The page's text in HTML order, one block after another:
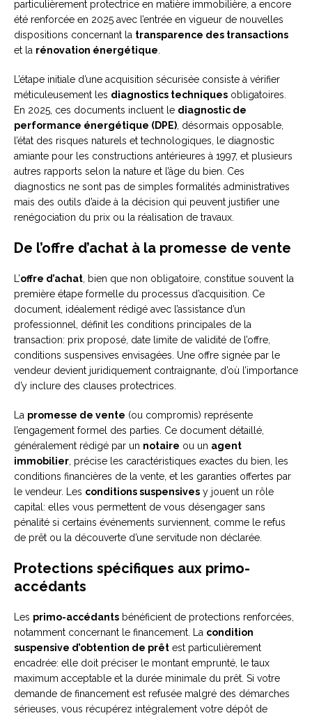
particulièrement protectrice en matière immobilière, a encore
été renforcée en 2025 avec l’entrée en vigueur de nouvelles
dispositions concernant la transparence des transactions
et la rénovation énergétique.
L’étape initiale d’une acquisition sécurisée consiste à vérifier
méticuleusement les diagnostics techniques obligatoires.
En 2025, ces documents incluent le diagnostic de
performance énergétique (DPE), désormais opposable,
l’état des risques naturels et technologiques, le diagnostic
amiante pour les constructions antérieures à 1997, et plusieurs
autres rapports selon la nature et l’âge du bien. Ces
diagnostics ne sont pas de simples formalités administratives
mais des outils d’aide à la décision qui peuvent justifier une
renégociation du prix ou la réalisation de travaux.
De l’offre d’achat à la promesse de vente
L’offre d’achat, bien que non obligatoire, constitue souvent la
première étape formelle du processus d’acquisition. Ce
document, idéalement rédigé avec l’assistance d’un
professionnel, définit les conditions principales de la
transaction: prix proposé, date limite de validité de l’offre,
conditions suspensives envisagées. Une offre signée par le
vendeur devient juridiquement contraignante, d’où l’importance
d’y inclure des clauses protectrices.
La promesse de vente (ou compromis) représente
l’engagement formel des parties. Ce document détaillé,
généralement rédigé par un notaire ou un agent
immobilier, précise les caractéristiques exactes du bien, les
conditions financières de la vente, et les garanties offertes par
le vendeur. Les conditions suspensives y jouent un rôle
capital: elles vous permettent de vous désengager sans
pénalité si certains événements surviennent, comme le refus
de prêt ou la découverte d’une servitude non déclarée.
Protections spécifiques aux primo-
accédants
Les primo-accédants bénéficient de protections renforcées,
notamment concernant le financement. La condition
suspensive d’obtention de prêt est particulièrement
encadrée: elle doit préciser le montant emprunté, le taux
maximum acceptable et la durée minimale du prêt. Si votre
demande de financement est refusée malgré des démarches
sérieuses, vous récupérez intégralement votre dépôt de